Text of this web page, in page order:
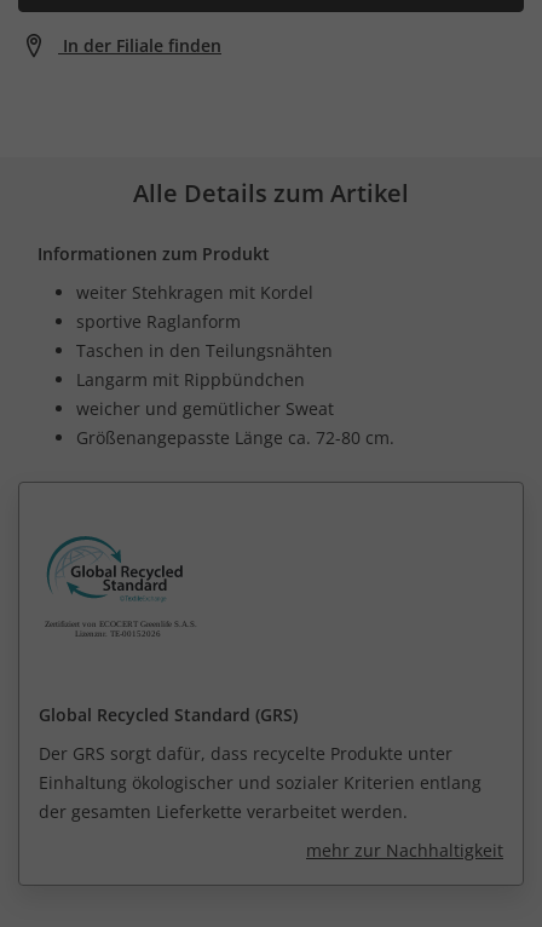
In der Filiale finden
Alle Details zum Artikel
Informationen zum Produkt
weiter Stehkragen mit Kordel
sportive Raglanform
Taschen in den Teilungsnähten
Langarm mit Rippbündchen
weicher und gemütlicher Sweat
Größenangepasste Länge ca. 72-80 cm.
Global Recycled Standard (GRS)
Der GRS sorgt dafür, dass recycelte Produkte unter
Einhaltung ökologischer und sozialer Kriterien entlang
der gesamten Lieferkette verarbeitet werden.
mehr zur Nachhaltigkeit